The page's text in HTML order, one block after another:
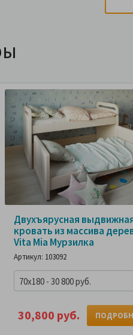
Двухъярусная
кровать из массива
Vita Mia Мурзилка
Артикул: 103092
70x180 - 30 800 руб.
30,800 руб.